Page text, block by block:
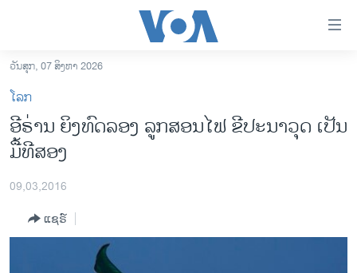
ເຂົ້າ
ຫາ
ຂ້າມ
ຂ້າມ
ຂ້າມ
ຫາ
ລາວ
ອາເມຣິກາ
ຂ່າວ​ຈີນ
ໂລກ
ວັນສຸກ, 07 ສິງຫາ 2026
ໂລກ
ອີຣ່ານ ຍິງທົດລອງ ລູກສອນໄຟ ຂີປະນາວຸດ ເປັນ
ມື້ທີສອງ
09,03,2016
ແຊຣ໌